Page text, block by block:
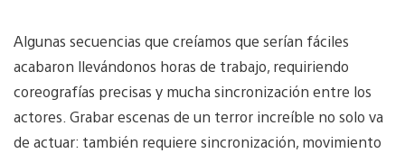
Algunas secuencias que creíamos que serían fáciles
acabaron llevándonos horas de trabajo, requiriendo
coreografías precisas y mucha sincronización entre los
actores. Grabar escenas de un terror increíble no solo va
de actuar: también requiere sincronización, movimiento